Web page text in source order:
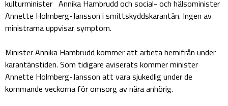
kulturminister Annika Hambrudd och social- och hälsominister
Annette Holmberg-Jansson i smittskyddskarantän. Ingen av
ministrarna uppvisar symptom.
Minister Annika Hambrudd kommer att arbeta hemifrån under
karantänstiden. Som tidigare aviserats kommer minister
Annette Holmberg-Jansson att vara sjukedlig under de
kommande veckorna för omsorg av nära anhörig.